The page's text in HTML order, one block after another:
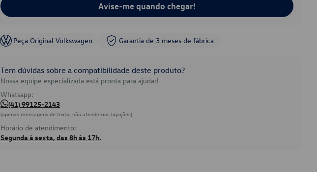
Avise-me quando chegar!
Peça Original Volkswagen Garantia de 3 meses de fábrica
Tem dúvidas sobre a compatibilidade deste produto?
Nossa equipe especializada está pronta para ajudar!
Whatsapp:
(41) 99125-2143
(apenas mensagens de texto, não atendemos ligações)
Horário de atendimento:
Segunda à sexta, das 8h às 17h.